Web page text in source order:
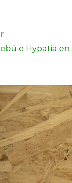
e Hypatia en